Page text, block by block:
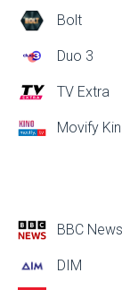
Bolt
Duo 3
TV Extra
Movify
BBC News
DIM